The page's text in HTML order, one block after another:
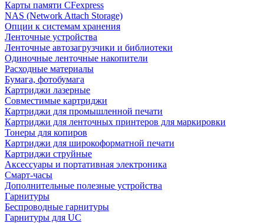
Карты памяти CFexpress
NAS (Network Attach Storage)
Опции к системам хранения
Ленточные устройства
Ленточные автозагрузчики и библиотеки
Одиночные ленточные накопители
Расходные материалы
Бумага, фотобумага
Картриджи лазерные
Совместимые картриджи
Картриджи для промышленной печати
Картриджи для ленточных принтеров для маркировки
Тонеры для копиров
Картриджи для широкоформатной печати
Картриджи струйные
Аксессуары и портативная электроника
Смарт-часы
Дополнительные полезные устройства
Гарнитуры
Беспроводные гарнитуры
Гарнитуры для UC